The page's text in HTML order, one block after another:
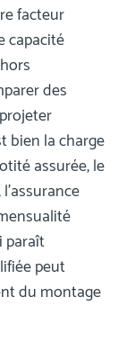
facteur
capacité
des
bien la charge
assurée, le
paraît
peut
du montage